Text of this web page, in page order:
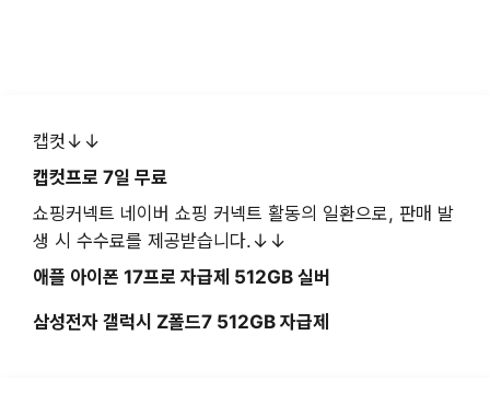
캡컷↓↓
캡컷프로 7일 무료
쇼핑커넥트 네이버 쇼핑 커넥트 활동의 일환으로, 판매 발
생 시 수수료를 제공받습니다.↓↓
애플 아이폰 17프로 자급제 512GB 실버
삼성전자 갤럭시 Z폴드7 512GB 자급제